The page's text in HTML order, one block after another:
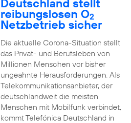
Deutschland stellt
reibungslosen O2
Netzbetrieb sicher
Die aktuelle Corona-Situation stellt
das Privat- und Berufsleben von
Millionen Menschen vor bisher
ungeahnte Herausforderungen. Als
Telekommunikationsanbieter, der
deutschlandweit die meisten
Menschen mit Mobilfunk verbindet,
kommt Telefónica Deutschland in